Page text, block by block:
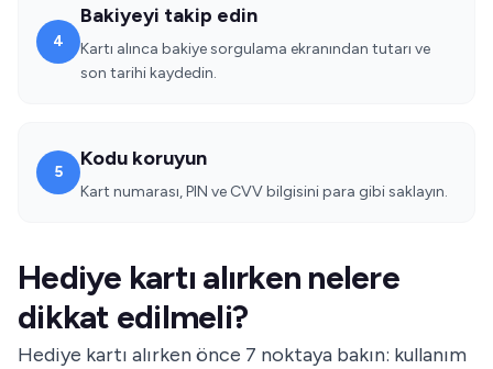
4
Bakiyeyi takip edin
Kartı alınca bakiye sorgulama ekranından tutarı ve
son tarihi kaydedin.
5
Kodu koruyun
Kart numarası, PIN ve CVV bilgisini para gibi saklayın.
Hediye kartı alırken nelere
dikkat edilmeli?
Hediye kartı alırken önce 7 noktaya bakın: kullanım